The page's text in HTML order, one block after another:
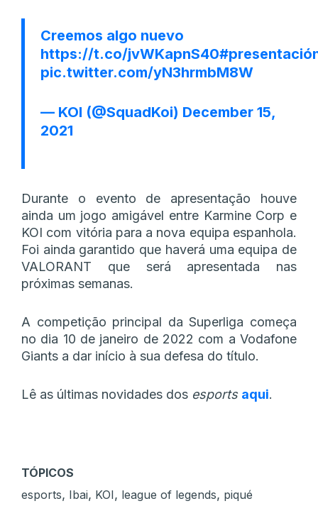
Creemos algo nuevo
https://t.co/jvWKapnS40
pic.twitter.com/yN3hrmbM8W
— KOI (@SquadKoi) December 15,
2021
Durante o evento de apresentação houve
ainda um jogo amigável entre Karmine Corp e
KOI com vitória para a nova equipa espanhola.
Foi ainda garantido que haverá uma equipa de
VALORANT que será apresentada nas
próximas semanas.
A competição principal da Superliga começa
no dia 10 de janeiro de 2022 com a Vodafone
Giants a dar início à sua defesa do título.
Lê as últimas novidades dos esports aqui.
TÓPICOS
esports, Ibai, KOI, league of legends, piqué